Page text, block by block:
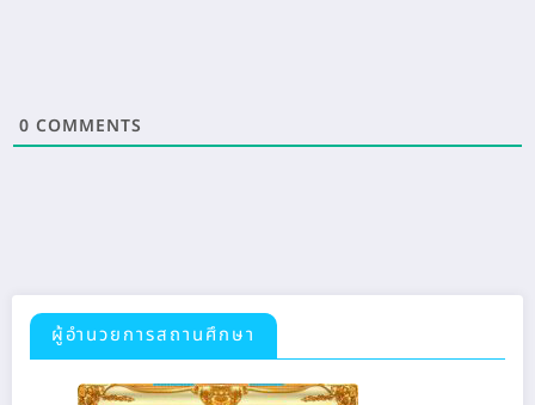
0 COMMENTS
ผู้อำนวยการสถานศึกษา